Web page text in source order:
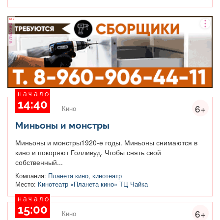
реклама
6+
начало
14:40 Кино
Миньоны и монстры
Миньоны и монстры1920-е годы. Миньоны снимаются в
кино и покоряют Голливуд. Чтобы снять свой
собственный...
Компания: Планета кино, кинотеатр
Место: Кинотеатр «Планета кино» ТЦ Чайка
6+
начало
15:00 Кино